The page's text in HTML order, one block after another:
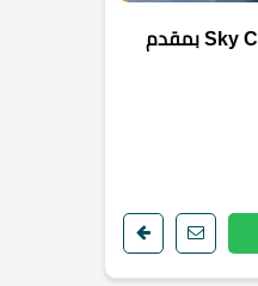
سكاي سيتي الجلالة Sky City El Galala بمقدم